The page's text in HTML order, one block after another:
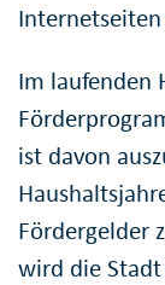
Internetseiten
Im laufenden
ist davon
Fördergelder
wird die